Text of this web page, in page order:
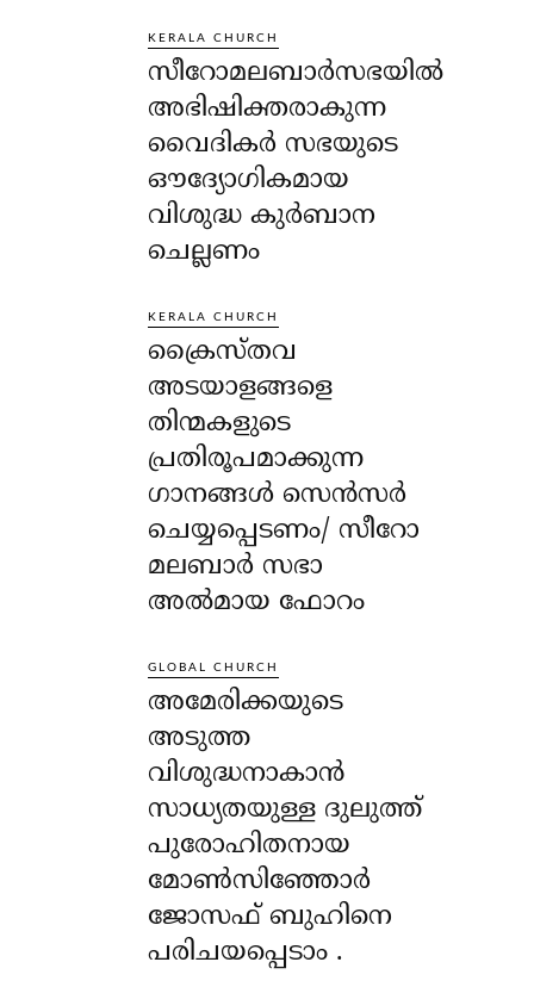
KERALA CHURCH
സീറോമലബാർസഭയിൽ
അഭിഷിക്തരാകുന്ന
വൈദികർ സഭയുടെ
ഔദ്യോഗികമായ
വിശുദ്ധ കുർബാന
ചെല്ലണം
KERALA CHURCH
ക്രൈസ്തവ
അടയാളങ്ങളെ
തിന്മകളുടെ
പ്രതിരൂപമാക്കുന്ന
ഗാനങ്ങൾ സെൻസർ
ചെയ്യപ്പെടണം/ സീറോ
മലബാർ സഭാ
അൽമായ ഫോറം
GLOBAL CHURCH
അമേരിക്കയുടെ
അടുത്ത
വിശുദ്ധനാകാൻ
സാധ്യതയുള്ള ദുലുത്ത്
പുരോഹിതനായ
മോൺസിഞ്ഞോർ
ജോസഫ് ബുഹിനെ
പരിചയപ്പെടാം .